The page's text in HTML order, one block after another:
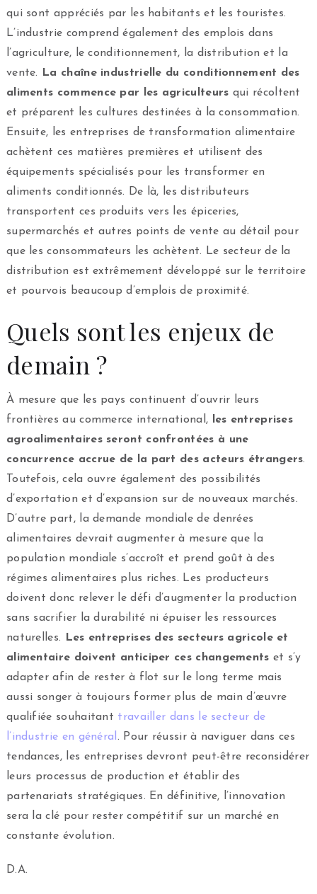
qui sont appréciés par les habitants et les touristes.
L’industrie comprend également des emplois dans
l’agriculture, le conditionnement, la distribution et la
vente.
La chaîne industrielle du conditionnement des
aliments commence par les agriculteurs qui récoltent
et préparent les cultures destinées à la consommation.
Ensuite, les entreprises de transformation alimentaire
achètent ces matières premières et utilisent des
équipements spécialisés pour les transformer en
aliments conditionnés. De là, les distributeurs
transportent ces produits vers les épiceries,
supermarchés et autres points de vente au détail pour
que les consommateurs les achètent. Le secteur de la
distribution est extrêmement développé sur le territoire
et pourvois beaucoup d’emplois de proximité.
Quels sont les enjeux de
demain ?
À mesure que les pays continuent d’ouvrir leurs
frontières au commerce international, les entreprises
agroalimentaires seront confrontées à une
concurrence accrue de la part des acteurs étrangers.
Toutefois, cela ouvre également des possibilités
d’exportation et d’expansion sur de nouveaux marchés.
D’autre part, la demande mondiale de denrées
alimentaires devrait augmenter à mesure que la
population mondiale s’accroît et prend goût à des
régimes alimentaires plus riches. Les producteurs
doivent donc relever le défi d’augmenter la production
sans sacrifier la durabilité ni épuiser les ressources
naturelles. Les entreprises des secteurs agricole et
alimentaire doivent anticiper ces changements et s’y
adapter afin de rester à flot sur le long terme mais
aussi songer à toujours former plus de main d’œuvre
qualifiée souhaitant travailler dans le secteur de
l’industrie en général . Pour réussir à naviguer dans ces
tendances, les entreprises devront peut-être reconsidérer
leurs processus de production et établir des
partenariats stratégiques. En définitive, l’innovation
sera la clé pour rester compétitif sur un marché en
constante évolution.
D.A.